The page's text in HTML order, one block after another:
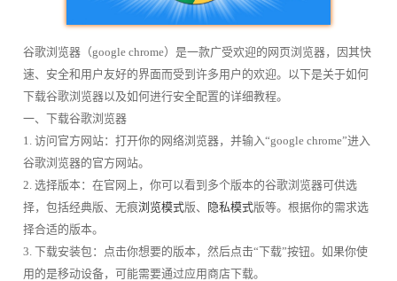
谷歌浏览器（google chrome）是一款广受欢迎的网页浏览器，因其快
速、安全和用户友好的界面而受到许多用户的欢迎。以下是关于如何
下载谷歌浏览器以及如何进行安全配置的详细教程。
一、下载谷歌浏览器
1. 访问官方网站：打开你的网络浏览器，并输入“google chrome”进入
谷歌浏览器的官方网站。
2. 选择版本：在官网上，你可以看到多个版本的谷歌浏览器可供选
择，包括经典版、无痕浏览模式版、 隐私模式版等。根据你的需求选
择合适的版本。
3. 下载安装包：点击你想要的版本，然后点击“下载”按钮。如果你使
用的是移动设备，可能需要通过应用商店下载。